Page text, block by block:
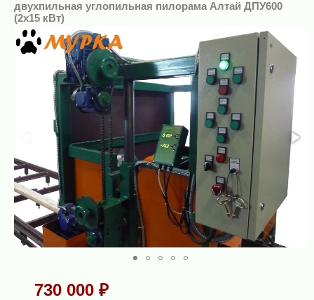
двухпильная углопильная пилорама Алтай ДПУ600
(2х15 кВт)
730 000 ₽